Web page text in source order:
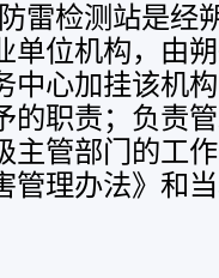
雷检测站是经
单位机构，由
中心加挂该机
的职责；负责
主管部门的工
管理办法》和